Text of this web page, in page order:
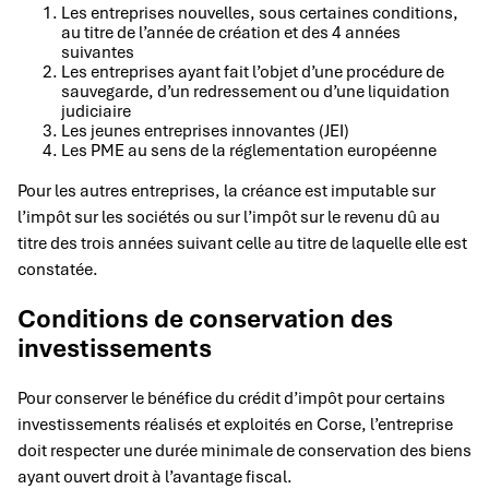
Les entreprises nouvelles, sous certaines conditions,
au titre de l’année de création et des 4 années
suivantes
Les entreprises ayant fait l’objet d’une procédure de
sauvegarde, d’un redressement ou d’une liquidation
judiciaire
Les jeunes entreprises innovantes (JEI)
Les PME au sens de la réglementation européenne
Pour les autres entreprises, la créance est imputable sur
l’impôt sur les sociétés ou sur l’impôt sur le revenu dû au
titre des trois années suivant celle au titre de laquelle elle est
constatée.
Conditions de conservation des
investissements
Pour conserver le bénéfice du crédit d’impôt pour certains
investissements réalisés et exploités en Corse, l’entreprise
doit respecter une durée minimale de conservation des biens
ayant ouvert droit à l’avantage fiscal.